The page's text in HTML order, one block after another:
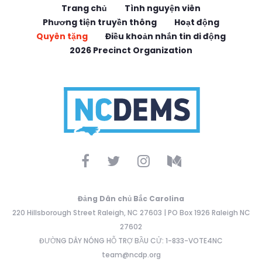
Trang chủ
Tình nguyện viên
Phương tiện truyền thông
Hoạt động
Quyên tặng
Điều khoản nhắn tin di động
2026 Precinct Organization
Đảng Dân chủ Bắc Carolina
220 Hillsborough Street Raleigh, NC 27603 | PO Box 1926 Raleigh NC
27602
ĐƯỜNG DÂY NÓNG HỖ TRỢ BẦU CỬ: 1-833-VOTE4NC
team@ncdp.org